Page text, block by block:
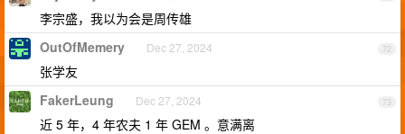
李宗盛，我以为会是周传雄
72
OutOfMemery Dec 27, 2024
张学友
73
FakerLeung Dec 27, 2024
近 5 年，4 年农夫 1 年 GEM 。意满离